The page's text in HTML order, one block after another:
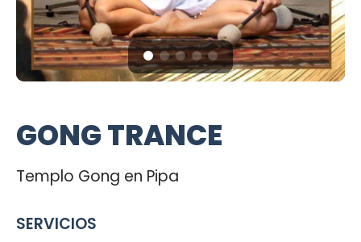
GONG TRANCE
Templo Gong en Pipa
SERVICIOS